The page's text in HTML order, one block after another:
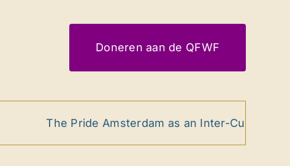
Doneren aan de QFWF
The Pride Amsterdam as an Inter-Cultural Ritual